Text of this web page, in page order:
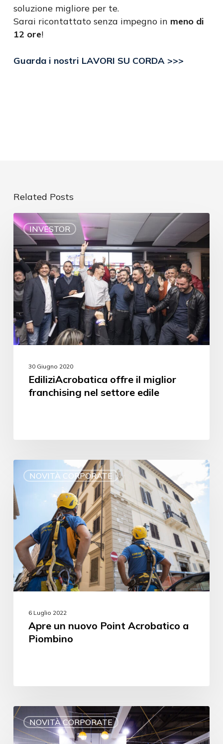
soluzione migliore per te.
Sarai ricontattato senza impegno in meno di
12 ore!
Guarda i nostri LAVORI SU CORDA >>>
Related Posts
INVESTOR
30 Giugno 2020
EdiliziAcrobatica offre il miglior
franchising nel settore edile
NOVITÀ CORPORATE
6 Luglio 2022
Apre un nuovo Point Acrobatico a
Piombino
NOVITÀ CORPORATE